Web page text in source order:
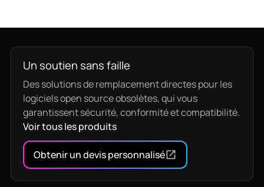
Un soutien sans faille
Des solutions de remplacement directes pour les
logiciels open source obsolètes, qui vous
garantissent sécurité, conformité et compatibilité.
Voir tous les produits
Obtenir un devis personnalisé